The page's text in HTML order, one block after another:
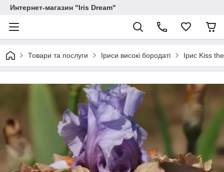
Интернет-магазин "Iris Dream"
Товари та послуги Іриси високі бородаті Ірис Kiss